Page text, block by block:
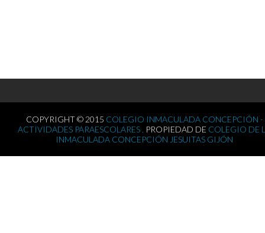
COPYRIGHT © 2015 COLEGIO INMACULADA CONCEPCIÓN -
ACTIVIDADES PARAESCOLARES . PROPIEDAD DE COLEGIO DE
INMACULADA CONCEPCIÓN JESUITAS GIJÓN